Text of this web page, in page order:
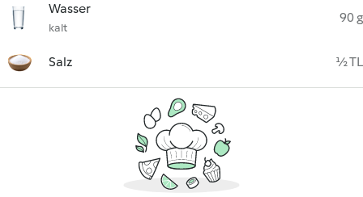
Wasser
kalt
90 g
Salz ½ TL